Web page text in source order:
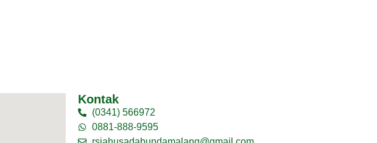
Kontak
(0341) 566972
0881-888-9595